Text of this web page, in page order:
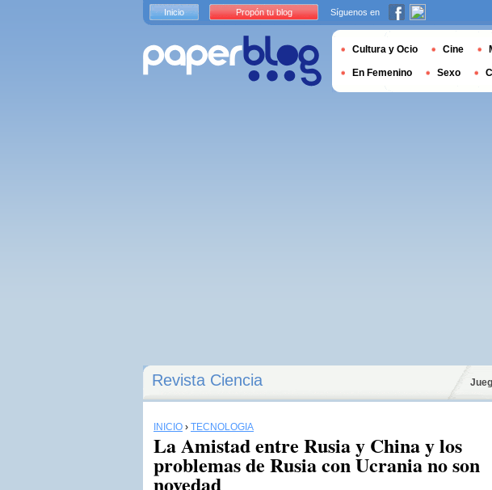
Revista Ciencia
INICIO › TECNOLOGÍA
La Amistad entre Rusia y China y los
problemas de Rusia con Ucrania no son
novedad
Inicio Propón tu blog Síguenos en
Cultura y Ocio Cine
En Femenino Sexo